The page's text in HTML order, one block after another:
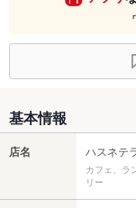
基本情報
店名 ハスネテ
カフェ、ラ
リー